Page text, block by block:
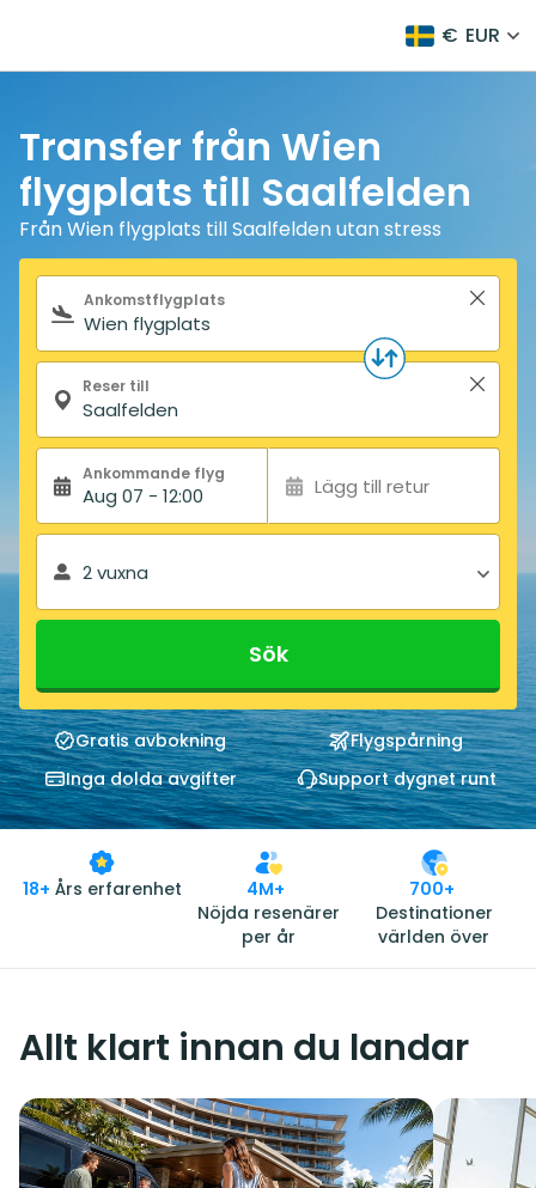
€ EUR
Transfer från Wien
flygplats till Saalfelden
Från Wien flygplats till Saalfelden utan stress
Sökformulär
Ankomstflygplats
Reser till
Ankommande flyg
Aug 07 - 12:00 Lägg till retur
2 vuxna
Sök
Gratis avbokning
Flygspårning
Inga dolda avgifter
Support dygnet runt
18+ Års erfarenhet
4M+
Nöjda resenärer
per år
700+
Destinationer
världen över
Allt klart innan du landar